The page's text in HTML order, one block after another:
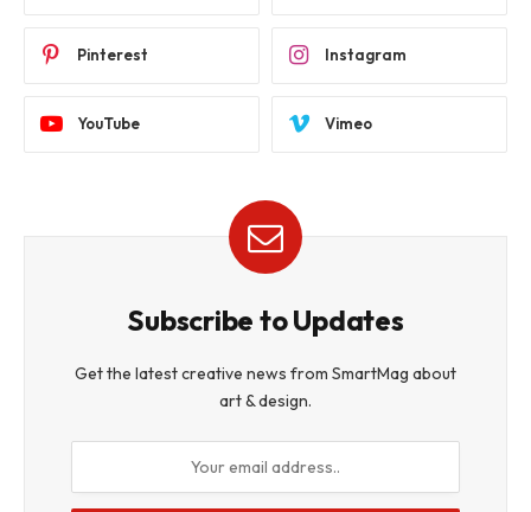
Pinterest Instagram
YouTube Vimeo
Subscribe to Updates
Get the latest creative news from SmartMag about
art & design.